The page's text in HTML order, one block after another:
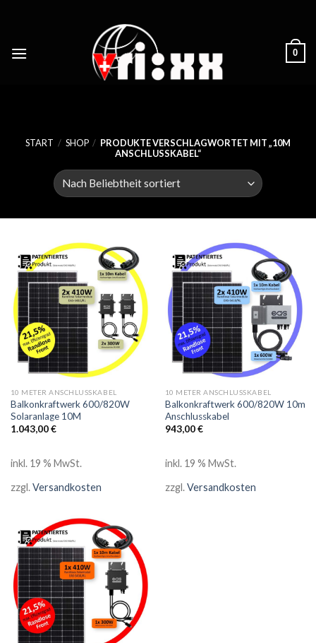
0
START / SHOP / PRODUKTE VERSCHLAGWORTET MIT „10M
ANSCHLUSSKABEL“
10 METER ANSCHLUSSKABEL
Balkonkraftwerk 600/820W
Solaranlage 10M
1.043,00€
inkl. 19 % MwSt.
zzgl.Versandkosten
10 METER ANSCHLUSSKABEL
Balkonkraftwerk 600/820W 10m
Anschlusskabel
943,00€
inkl. 19 % MwSt.
zzgl.Versandkosten